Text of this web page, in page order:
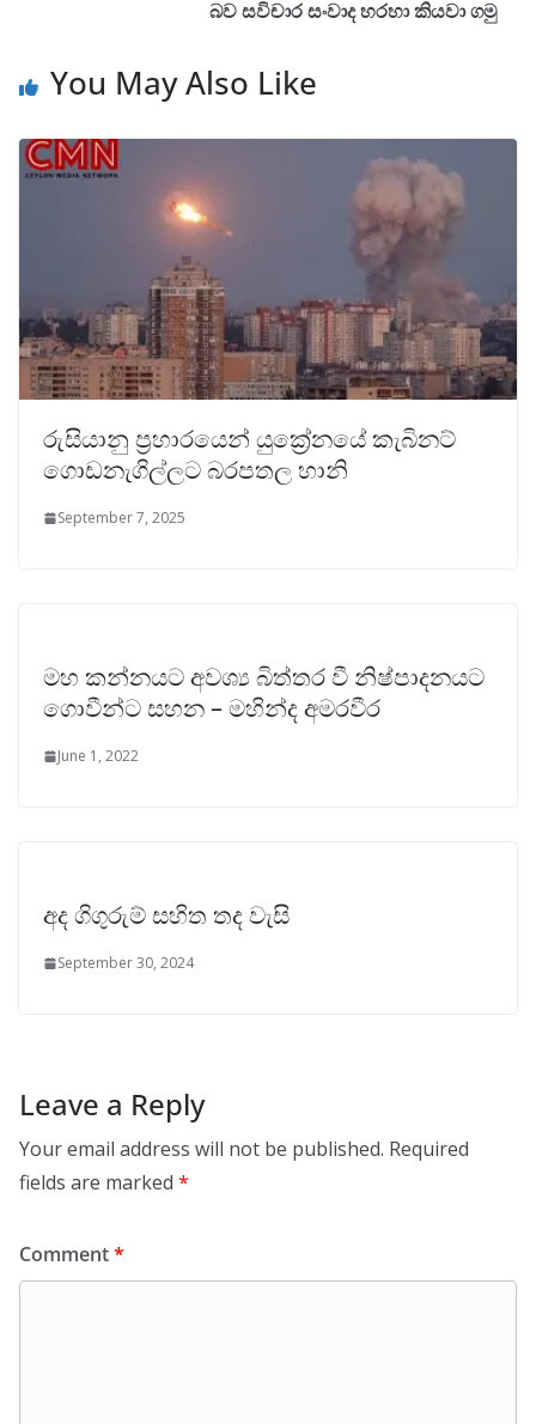
බව සවිචාර සංවාද හරහා කියවා ගමු
You May Also Like
රුසියානු ප්‍රහාරයෙන් යුක්‍රේනයේ කැබිනට්
ගොඩනැගිල්ලට බරපතල හානි
September 7, 2025
මහ කන්නයට අවශ්‍ය බිත්තර වී නිෂ්පාදනයට
ගොවීන්ට සහන – මහින්ද අමරවීර
June 1, 2022
අද ගිගුරුම් සහිත තද වැසි
September 30, 2024
Leave a Reply
Your email address will not be published. Required
fields are marked *
Comment*